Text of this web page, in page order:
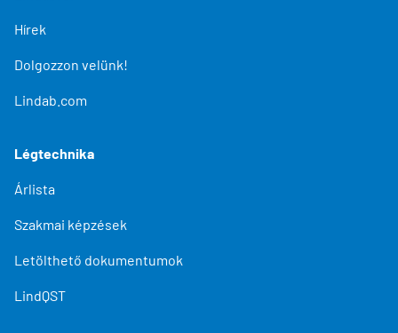
Hírek
Dolgozzon velünk!
Lindab.com
Légtechnika
Árlista
Szakmai képzések
Letölthető dokumentumok
LindQST